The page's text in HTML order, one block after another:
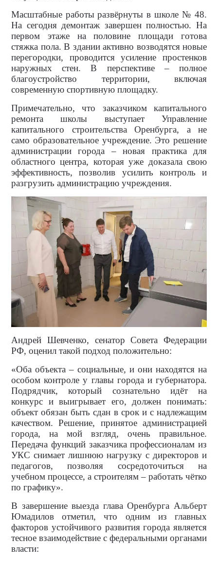
Масштабные работы развёрнуты в школе № 48.
На сегодня демонтаж завершен полностью. На
первом этаже на половине площади готова
стяжка пола. В здании активно возводятся новые
перегородки, проводится усиление простенков
наружных стен. В перспективе – полное
благоустройство территории, включая
современную спортивную площадку.
Примечательно, что заказчиком капитального
ремонта школы выступает Управление
капитального строительства Оренбурга, а не
само образовательное учреждение. Это решение
администрации города – новая практика для
областного центра, которая уже доказала свою
эффективность, позволив усилить контроль и
разгрузить администрацию учреждения.
Андрей Шевченко, сенатор Совета Федерации
РФ, оценил такой подход положительно:
«Оба объекта – социальные, и они находятся на
особом контроле у главы города и губернатора.
Подрядчик, который сознательно идёт на
конкурс и выигрывает его, должен понимать:
объект обязан быть сдан в срок и с надлежащим
качеством. Решение, принятое администрацией
города, на мой взгляд, очень правильное.
Передача функций заказчика профессионалам из
УКС снимает лишнюю нагрузку с директоров и
педагогов, позволяя сосредоточиться на
учебном процессе, а строителям – работать чётко
по графику».
В завершение выезда глава Оренбурга Альберт
Юмадилов отметил, что одним из главных
факторов устойчивого развития города является
тесное взаимодействие с федеральными органами
власти: